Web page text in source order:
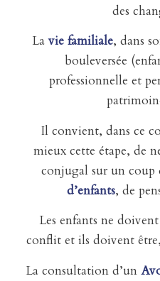
des
Lavie familiale, dans
bouleversée
professionnelle et
Il convient, dans ce
mieux cette étape, de
conjugal sur un coup
d’enfants, de
Les enfants ne
conflit et ils doivent
La consultation d’un